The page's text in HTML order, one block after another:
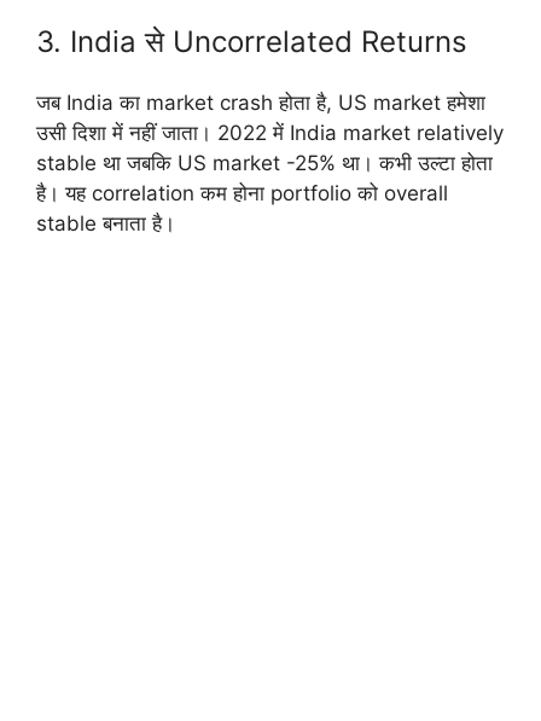
3. India से Uncorrelated Returns
जब India का market crash होता है, US market हमेशा
उसी दिशा में नहीं जाता। 2022 में India market relatively
stable था जबकि US market -25% था। कभी उल्टा होता
है। यह correlation कम होना portfolio को overall
stable बनाता है।